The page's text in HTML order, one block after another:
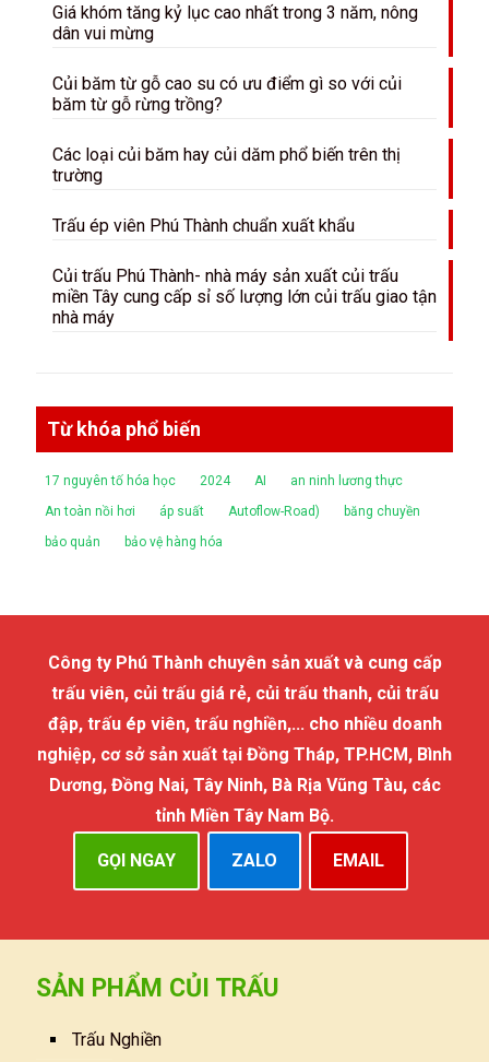
Giá khóm tăng kỷ lục cao nhất trong 3 năm, nông
dân vui mừng
Củi băm từ gỗ cao su có ưu điểm gì so với củi
băm từ gỗ rừng trồng?
Các loại củi băm hay củi dăm phổ biến trên thị
trường
Trấu ép viên Phú Thành chuẩn xuất khẩu
Củi trấu Phú Thành- nhà máy sản xuất củi trấu
miền Tây cung cấp sỉ số lượng lớn củi trấu giao tận
nhà máy
Từ khóa phổ biến
17 nguyên tố hóa học 2024 AI
an ninh lương thực
An toàn nồi hơi
áp suất Autoflow-Road)
băng chuyền
bảo quản
bảo vệ hàng hóa
Công ty Phú Thành chuyên sản xuất và cung cấp
trấu viên, củi trấu giá rẻ, củi trấu thanh, củi trấu
đập, trấu ép viên, trấu nghiền,... cho nhiều doanh
nghiệp, cơ sở sản xuất tại Đồng Tháp, TP.HCM, Bình
Dương, Đồng Nai, Tây Ninh, Bà Rịa Vũng Tàu, các
tỉnh Miền Tây Nam Bộ.
GỌI NGAY ZALO EMAIL
SẢN PHẨM CỦI TRẤU
Trấu Nghiền